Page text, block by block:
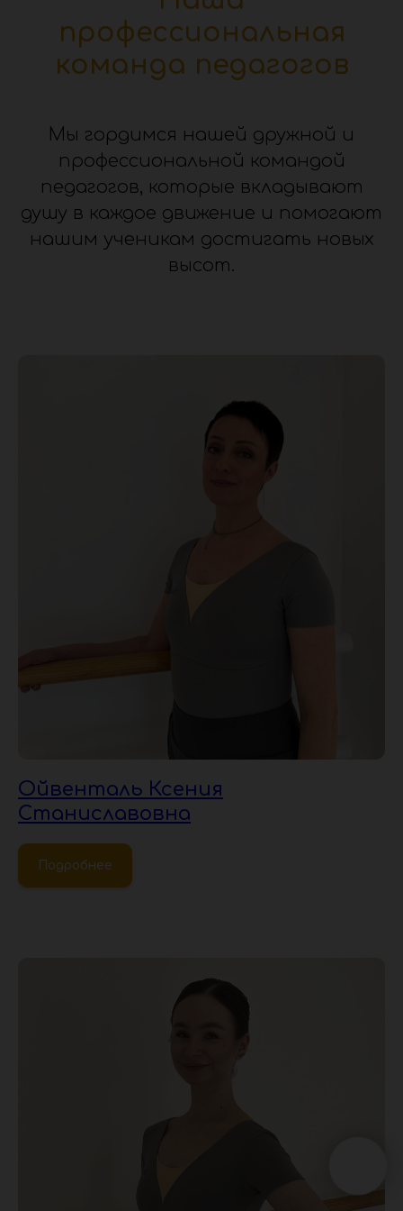
профессиональная
команда педагогов
Мы гордимся нашей дружной и
профессиональной командой
педагогов, которые вкладывают
душу в каждое движение и помогают
нашим ученикам достигать новых
высот.
Ойвенталь Ксения
Станиславовна
Подробнее